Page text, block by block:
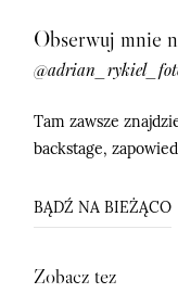
Obserwuj mnie
Tam zawsze
backstage,
BĄDŹ NA BIEŻĄCO
Zobacz tez